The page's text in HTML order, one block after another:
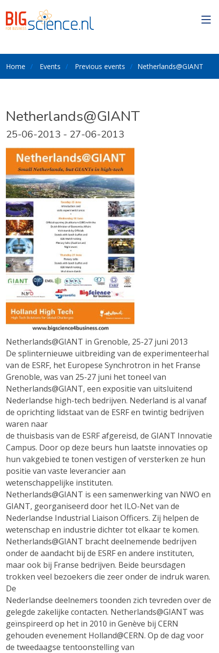
Home Events Previous events Netherlands@GIANT
Netherlands@GIANT
25-06-2013 - 27-06-2013
Netherlands@GIANT in Grenoble, 25-27 juni 2013
De splinternieuwe uitbreiding van de experimenteerhal
van de ESRF, het Europese Synchrotron in het Franse
Grenoble, was van 25-27 juni het toneel van
Netherlands@GIANT, een expositie van uitsluitend
Nederlandse high-tech bedrijven. Nederland is al vanaf
de oprichting lidstaat van de ESRF en twintig bedrijven
waren naar
de thuisbasis van de ESRF afgereisd, de GIANT Innovatie
Campus. Door op deze beurs hun laatste innovaties op
hun vakgebied te tonen vestigen of versterken ze hun
positie van vaste leverancier aan
wetenschappelijke instituten.
Netherlands@GIANT is een samenwerking van NWO en
GIANT, georganiseerd door het ILO-Net van de
Nederlandse Industrial Liaison Officers. Zij helpen de
wetenschap en industrie dichter tot elkaar te komen.
Netherlands@GIANT bracht deelnemende bedrijven
onder de aandacht bij de ESRF en andere instituten,
maar ook bij Franse bedrijven. Beide beursdagen
trokken veel bezoekers die zeer onder de indruk waren.
De
Nederlandse deelnemers toonden zich tevreden over de
gelegde zakelijke contacten. Netherlands@GIANT was
geïnspireerd op het in 2010 in Genève bij CERN
gehouden evenement Holland@CERN. Op de dag voor
de tweedaagse tentoonstelling van